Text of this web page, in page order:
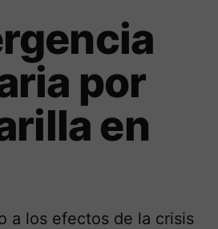
por
en
a los efectos de la crisis